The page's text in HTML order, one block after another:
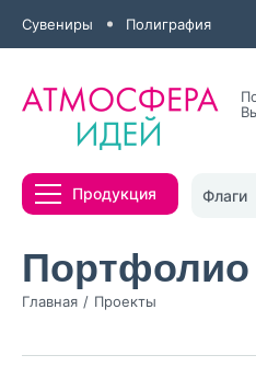
Сувениры Полиграфия
Продукция Флаги
Портфолио
Главная Проекты